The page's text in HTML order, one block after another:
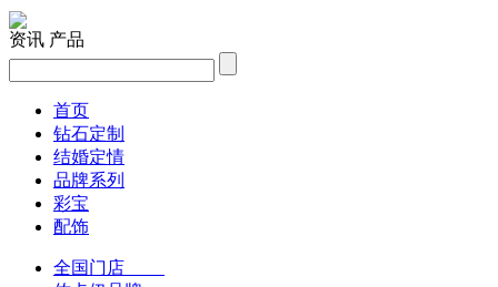
资讯 产品
首页
钻石定制
结婚定情
品牌系列
彩宝
配饰
全国门店